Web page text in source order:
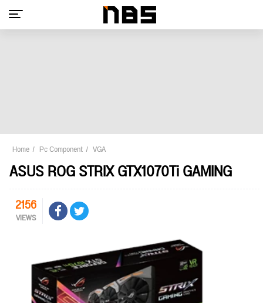
Home Pc Component VGA
ASUS ROG STRIX GTX1070Ti GAMING
2156
VIEWS